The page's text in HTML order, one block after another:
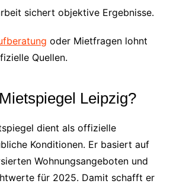
sichert objektive Ergebnisse.
oder Mietfragen lohnt
Quellen.
Leipzig?
dient als offizielle
Konditionen. Er basiert auf
Wohnungsangeboten und
für 2025. Damit schafft er